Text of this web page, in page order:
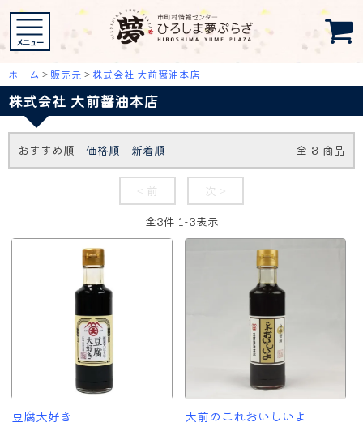
ホーム > 販売元 > 株式会社 大前醤油本店
株式会社 大前醤油本店
おすすめ順 価格順 新着順 全 3 商品
< 前
次 >
全3件 1-3表示
豆腐大好き
大前のこれおいしいよ